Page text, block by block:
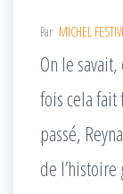
Par MICHEL FESTIVI
On le
fois cela fait
passé,
de